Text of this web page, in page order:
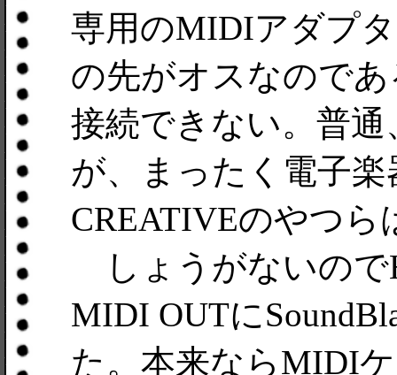
専用のMIDIアダプ
の先がオスなので
接続できない。普
が、まったく電子
CREATIVEのやつら
しょうがないので
MIDI OUTに
た。本来ならMIDI